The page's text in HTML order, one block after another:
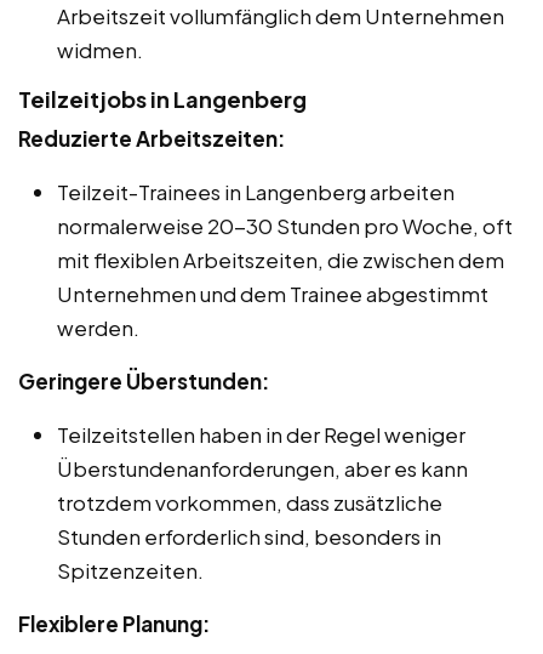
Arbeitszeit vollumfänglich dem Unternehmen
widmen.
Teilzeitjobs in Langenberg
Reduzierte Arbeitszeiten:
Teilzeit-Trainees in Langenberg arbeiten
normalerweise 20-30 Stunden pro Woche, oft
mit flexiblen Arbeitszeiten, die zwischen dem
Unternehmen und dem Trainee abgestimmt
werden.
Geringere Überstunden:
Teilzeitstellen haben in der Regel weniger
Überstundenanforderungen, aber es kann
trotzdem vorkommen, dass zusätzliche
Stunden erforderlich sind, besonders in
Spitzenzeiten.
Flexiblere Planung: